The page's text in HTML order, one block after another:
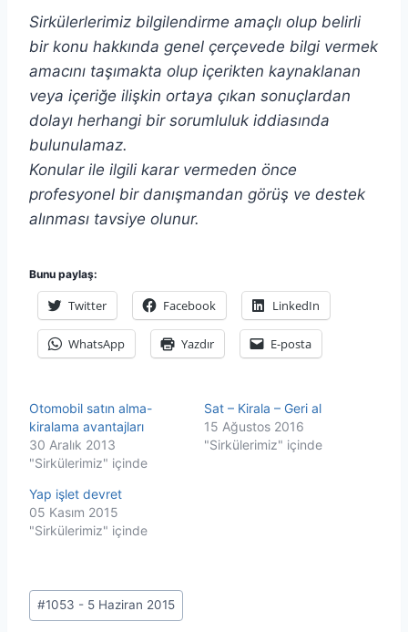
Sirkülerlerimiz bilgilendirme amaçlı olup belirli
bir konu hakkında genel çerçevede bilgi vermek
amacını taşımakta olup içerikten kaynaklanan
veya içeriğe ilişkin ortaya çıkan sonuçlardan
dolayı herhangi bir sorumluluk iddiasında
bulunulamaz.
Konular ile ilgili karar vermeden önce
profesyonel bir danışmandan görüş ve destek
alınması tavsiye olunur.
Bunu paylaş:
Twitter Facebook LinkedIn
WhatsApp Yazdır E-posta
Otomobil satın alma-
kiralama avantajları
30 Aralık 2013
"Sirkülerimiz" içinde
Sat – Kirala – Geri al
15 Ağustos 2016
"Sirkülerimiz" içinde
Yap işlet devret
05 Kasım 2015
"Sirkülerimiz" içinde
Post
Tags:
#1053 - 5 Haziran 2015